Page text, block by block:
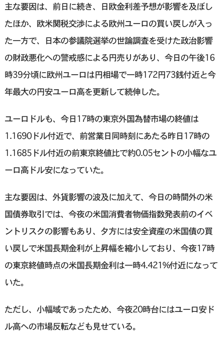
主な要因は、前日に続き、日欧金利差予想が影響を及ぼし
たほか、欧米関税交渉による欧州ユーロの買い戻しが入っ
た一方で、日本の参議院選挙の世論調査を受けた政治影響
の財政悪化への警戒感による円売りがあり、今日の午後16
時39分頃に欧州ユーロは円相場で一時172円73銭付近と今
年最大の円安ユーロ高を更新して続伸した。
ユーロドルも、今日17時の東京外国為替市場の終値は
1.1690ドル付近で、前営業日同時刻にあたる昨日17時の
1.1685ドル付近の前東京終値比で約0.05セントの小幅なユ
ーロ高ドル安になっていた。
主な要因は、外貨影響の波及に加えて、今日の時間外の米
国債券取引では、今夜の米国消費者物価指数発表前のイベ
ントリスクの影響もあり、夕方には安全資産の米国債の買
い戻しで米国長期金利が上昇幅を縮小しており、今夜17時
の東京終値時点の米国長期金利は一時4.421%付近になって
いた。
ただし、小幅域であったため、今夜20時台にはユーロ安ド
ル高への市場反転なども見せている。